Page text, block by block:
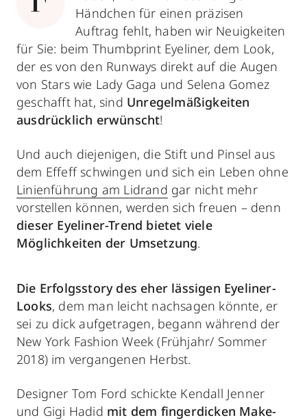
Händchen für einen präzisen
Auftrag fehlt, haben wir Neuigkeiten
für Sie: beim Thumbprint Eyeliner, dem Look,
der es von den Runways direkt auf die Augen
von Stars wie Lady Gaga und Selena Gomez
geschafft hat, sind Unregelmäßigkeiten
ausdrücklich erwünscht!
Und auch diejenigen, die Stift und Pinsel aus
dem Effeff schwingen und sich ein Leben ohne
Linienführung am Lidrand gar nicht mehr
vorstellen können, werden sich freuen – denn
dieser Eyeliner-Trend bietet viele
Möglichkeiten der Umsetzung.
Die Erfolgsstory des eher lässigen Eyeliner-
Looks, dem man leicht nachsagen könnte, er
sei zu dick aufgetragen, begann während der
New York Fashion Week (Frühjahr/ Sommer
2018) im vergangenen Herbst.
Designer Tom Ford schickte Kendall Jenner
und Gigi Hadid mit dem fingerdicken Make-